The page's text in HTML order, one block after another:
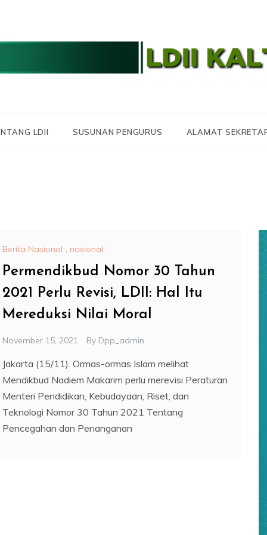
LDII SUSUNAN PENGURUS ALAMAT
Berita Nasional , nasional
Permendikbud Nomor 30 Tahun
2021 Perlu Revisi, LDII: Hal Itu
Mereduksi Nilai Moral
November 15, 2021 By Dpp_admin
Jakarta (15/11). Ormas-ormas Islam melihat
Mendikbud Nadiem Makarim perlu merevisi Peraturan
Menteri Pendidikan, Kebudayaan, Riset, dan
Teknologi Nomor 30 Tahun 2021 Tentang
Pencegahan dan Penanganan